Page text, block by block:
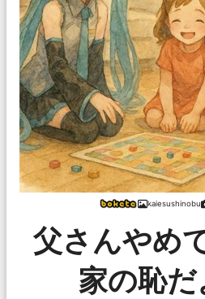
kaiesushinobu
父さんやめ
家の恥だ